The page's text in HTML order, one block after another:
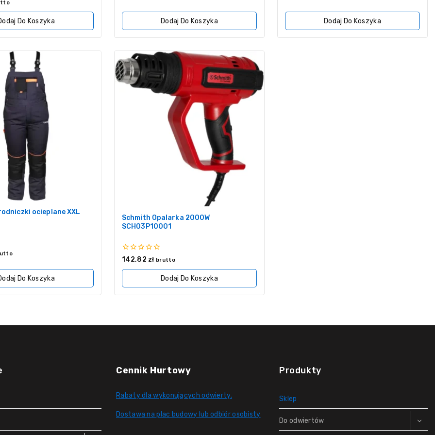
Do Koszyka Dodaj Do Koszyka Dodaj Do Koszyka
ocieplane XXL
Do Koszyka
Schmith Opalarka 2000W
SCH03P10001
0
5
142,82 zł brutto
Dodaj Do Koszyka
Cennik Hurtowy
Rabaty dla wykonujących odwierty.
Dostawa na plac budowy lub odbiór osobisty
Produkty
Sklep
Do odwiertów